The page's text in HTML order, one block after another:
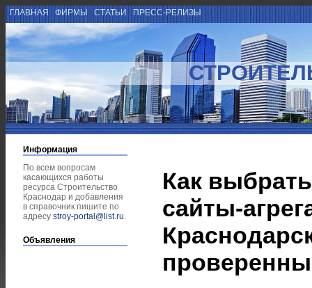
ГЛАВНАЯ ФИРМЫ СТАТЬИ ПРЕСС-РЕЛИЗЫ
Информация
По всем вопросам
касающихся работы
ресурса Строительство
Краснодар и добавления
в справочник пишите по
адресу stroy-portal@list.ru.
Объявления
Как
сайты-